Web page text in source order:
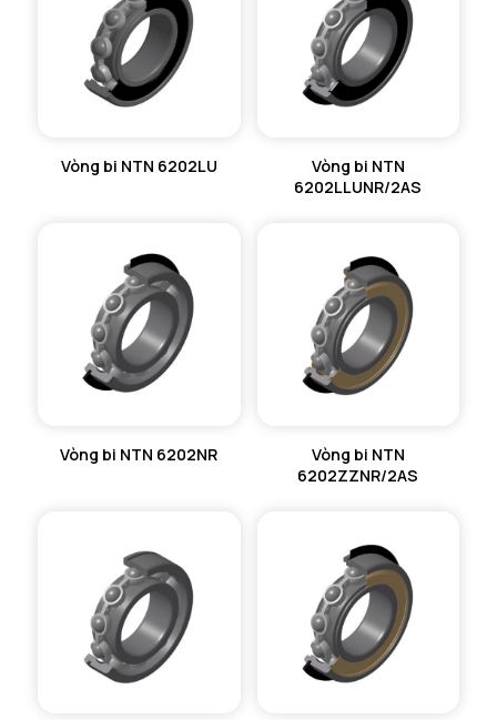
Vòng bi NTN 6202LU
Vòng bi NTN
6202LLUNR/2AS
Vòng bi NTN 6202NR
Vòng bi NTN
6202ZZNR/2AS